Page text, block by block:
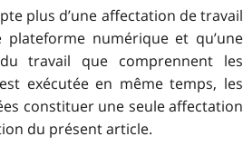
plus d’une affectation de travail
numérique et qu’une
travail que comprennent les
exécutée en même temps, les
constituer une seule affectation
du présent article.